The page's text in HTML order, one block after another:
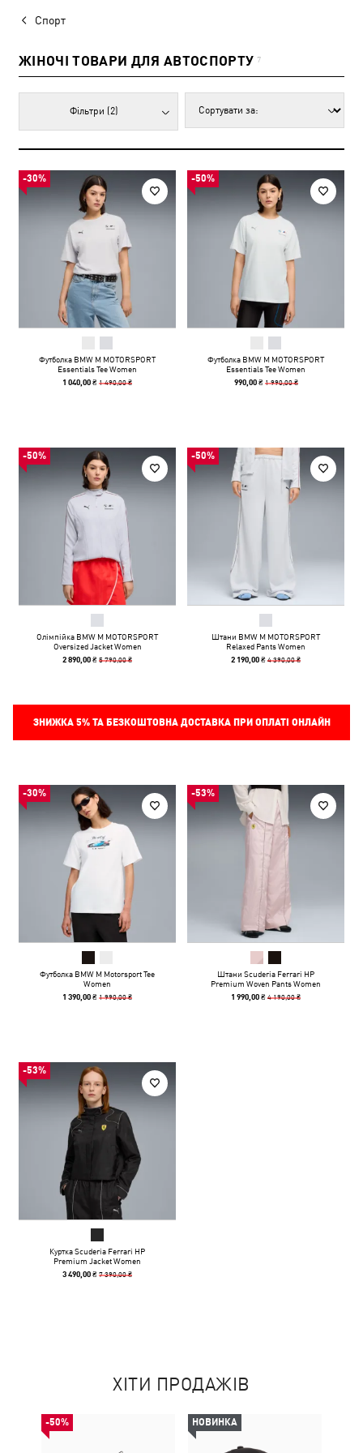
Спорт
ЖІНОЧІ ТОВАРИ ДЛЯ АВТОСПОРТУ 7
Фільтри (2)
-30%
Футболка BMW M MOTORSPORT
Essentials Tee Women
1 040,00 ₴1 490,00 ₴
-50%
Футболка BMW M MOTORSPORT
Essentials Tee Women
990,00 ₴ 1 990,00 ₴
-50%
Олімпійка BMW M MOTORSPORT
Oversized Jacket Women
2 890,00 ₴5 790,00 ₴
-50%
Штани BMW M MOTORSPORT
Relaxed Pants Women
2 190,00 ₴4 390,00 ₴
ЗНИЖКА 5%ТА БЕЗКОШТОВНА ДОСТАВКА ПРИ ОПЛАТІ ОНЛАЙН
-30%
Футболка BMW M Motorsport Tee
Women
1 390,00 ₴1 990,00 ₴
-53%
Штани Scuderia Ferrari HP
Premium Woven Pants Women
1 990,00 ₴4 190,00 ₴
-53%
Куртка Scuderia Ferrari HP
Premium Jacket Women
3 490,00 ₴7 390,00 ₴
ХІТИ ПРОДАЖІВ
-50% НОВИНКА